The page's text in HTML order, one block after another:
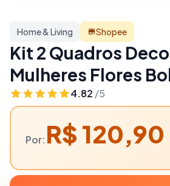
Home & Living Shopee
Kit 2 Quadros
Mulheres Flores
Neutro Moldura e
Quarto | Home &
4.82 /5
Por: R$ 120,90